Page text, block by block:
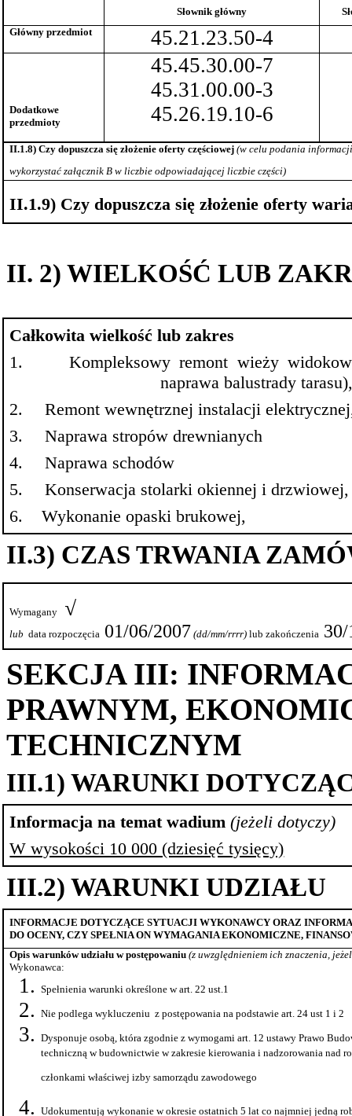
Słownik główny
Główny przedmiot
45.21.23.50-4
Dodatkowe
przedmioty
45.45.30.00-7
45.31.00.00-3
45.26.19.10-6
II.1.8) Czy dopuszcza się złożenie oferty częściowej(w celu podania
wykorzystać załącznik B w liczbie odpowiadającej liczbieczęści)
II.1.9) Czy dopuszcza się złożenie oferty
II. 2) WIELKOŚĆ LUB
Całkowita wielkość lub zakres
1.
Kompleksowy remont wieży
naprawa balustrady
2.
Remont wewnętrznej instalacji
3.
Naprawa stropów drewnianych
4.
Naprawa schodów
5.
Konserwacja stolarki okiennej i drzwiowej,
6.
Wykonanie opaski brukowej,
II.3) CZAS TRWANIA
Wymagany √
lub data rozpoczęcia 01/06/2007 (dd/mm/rrrr)lub zakończenia
SEKCJA III:
PRAWNYM,
TECHNICZNYM
III.1) WARUNKI
Informacja na tematwadium(jeżeli dotyczy)
W wysokości 10 000 (dziesięć tysięcy)
III.2) WARUNKI UDZIAŁU
INFORMACJE DOTYCZĄCE SYTUACJI WYKONAWCY ORAZ
DO OCENY, CZY SPEŁNIA ON WYMAGANIA EKONOMICZNE,
Opis warunków udziału w postępowaniu(z uwzględnieniem ich znaczenia,
Wykonawca:
Spełnienia warunki określone w art. 22 ust.1
Nie podlegawykluczeniu z postępowania na podstawie art. 24 ust 1 i 2
Dysponuje osobą, która zgodnie z wymogami art. 12 ustawy Prawo
techniczną w budownictwie w zakresie kierowania i nadzorowania nad
członkami właściwej izby samorządu zawodowego
Udokumentują wykonanie w okresie ostatnich 5lat co najmniej jedną